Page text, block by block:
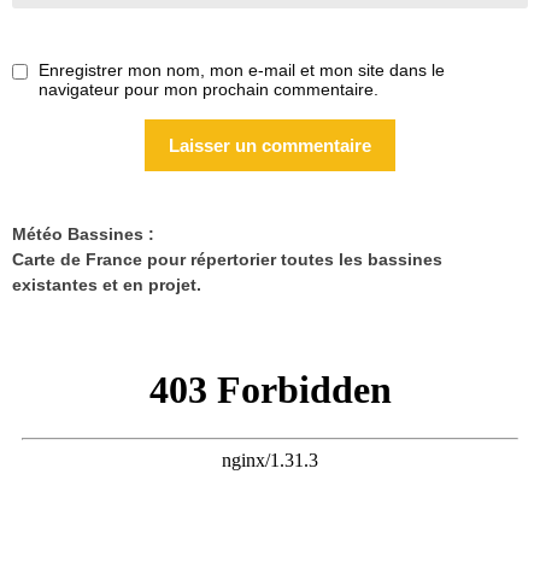
Enregistrer mon nom, mon e-mail et mon site dans le
navigateur pour mon prochain commentaire.
Météo Bassines :
Carte de France pour répertorier toutes les bassines
existantes et en projet.